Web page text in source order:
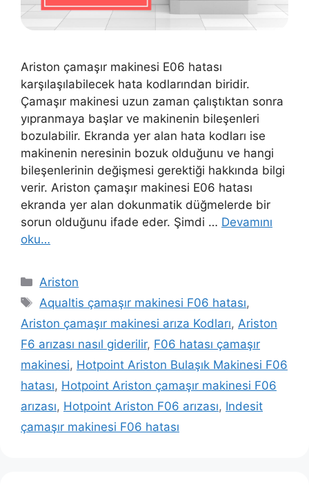
Ariston çamaşır makinesi E06 hatası
karşılaşılabilecek hata kodlarından biridir.
Çamaşır makinesi uzun zaman çalıştıktan sonra
yıpranmaya başlar ve makinenin bileşenleri
bozulabilir. Ekranda yer alan hata kodları ise
makinenin neresinin bozuk olduğunu ve hangi
bileşenlerinin değişmesi gerektiği hakkında bilgi
verir. Ariston çamaşır makinesi E06 hatası
ekranda yer alan dokunmatik düğmelerde bir
sorun olduğunu ifade eder. Şimdi … Devamını
oku…
Kategoriler
Ariston
Etiketler
Aqualtis çamaşır makinesi F06 hatası,
Ariston çamaşır makinesi arıza Kodları, Ariston
F6 arızası nasıl giderilir, F06 hatası çamaşır
makinesi, Hotpoint Ariston Bulaşık Makinesi F06
hatası, Hotpoint Ariston çamaşır makinesi F06
arızası, Hotpoint Ariston F06 arızası, Indesit
çamaşır makinesi F06 hatası